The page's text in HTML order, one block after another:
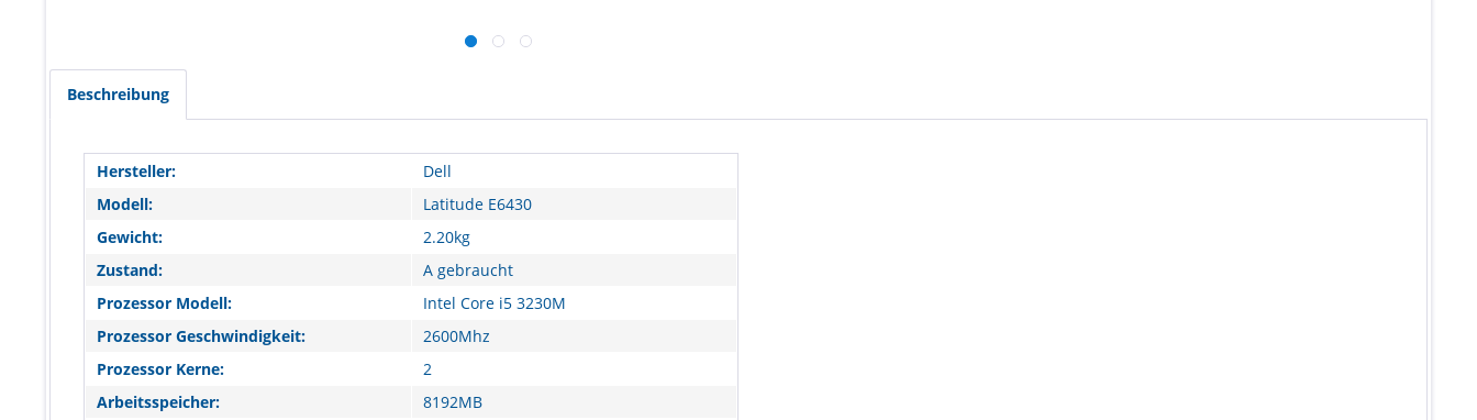
Beschreibung
Hersteller:
Dell
Modell:
Latitude E6430
Gewicht:
2.20kg
Zustand:
A gebraucht
Prozessor Modell:
Intel Core i5 3230M
Prozessor Geschwindigkeit:
2600Mhz
Prozessor Kerne:
2
Arbeitsspeicher:
8192MB